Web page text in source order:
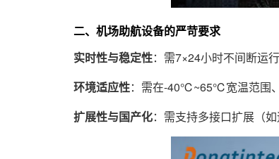
二、机场助航设备的严苛要求
实时性与稳定性：需7×24小时不间断运
环境适应性：需在-40℃~65℃宽温范围、
扩展性与国产化：需支持多接口扩展（